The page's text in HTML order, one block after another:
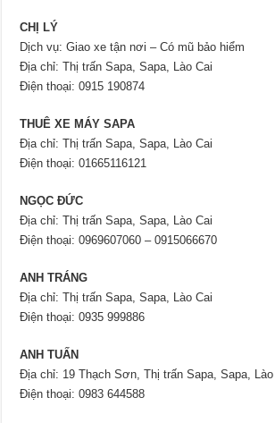
CHỊ LÝ
Dịch vụ: Giao xe tận nơi – Có mũ bảo hiểm
Địa chỉ: Thị trấn Sapa, Sapa, Lào Cai
Điện thoại: 0915 190874
THUÊ XE MÁY SAPA
Địa chỉ: Thị trấn Sapa, Sapa, Lào Cai
Điện thoại: 01665116121
NGỌC ĐỨC
Địa chỉ: Thị trấn Sapa, Sapa, Lào Cai
Điện thoại: 0969607060 – 0915066670
ANH TRÁNG
Địa chỉ: Thị trấn Sapa, Sapa, Lào Cai
Điện thoại: 0935 999886
ANH TUẤN
Địa chỉ: 19 Thạch Sơn, Thị trấn Sapa, Sapa, Lào
Điện thoại: 0983 644588